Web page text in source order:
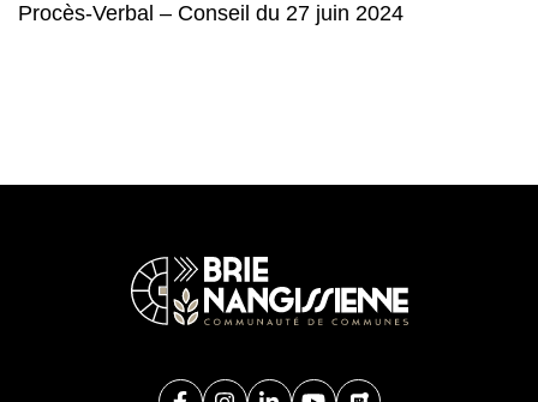
Procès-Verbal – Conseil du 27 juin 2024